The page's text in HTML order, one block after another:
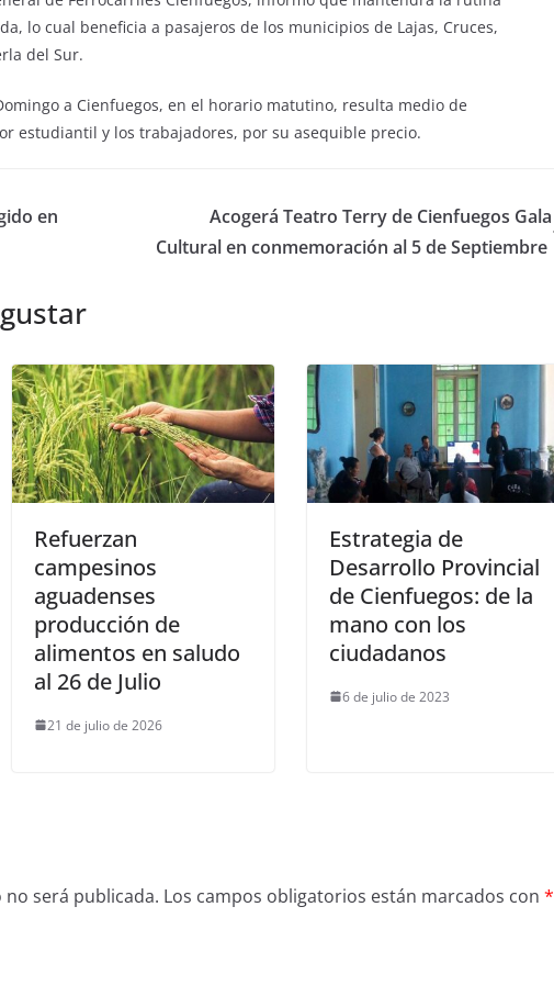
lo cual beneficia a pasajeros de los municipios de Lajas, Cruces,
del Sur.
a Cienfuegos, en el horario matutino, resulta medio de
estudiantil y los trabajadores, por su asequible precio.
en
Acogerá Teatro Terry de Cienfuegos Gala
Cultural en conmemoración al 5 de Septiembre
Refuerzan
campesinos
aguadenses
producción de
alimentos en saludo
al 26 de Julio
21 de julio de 2026
Estrategia de
Desarrollo Provincial
de Cienfuegos: de la
mano con los
ciudadanos
6 de julio de 2023
será publicada. Los campos obligatorios están marcados con *